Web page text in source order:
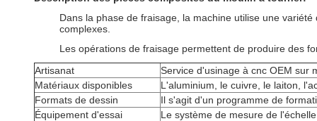
Dans la phase de fraisage, la machine utilise une
complexes.
Les opérations de fraisage permettent de produire des
Artisanat
Service d'usinage à cnc OEM sur
Matériaux disponibles
L'aluminium, le cuivre, le laiton,
Formats de dessin
Il s'agit d'un programme de
Équipement d'essai
Le système de mesure de